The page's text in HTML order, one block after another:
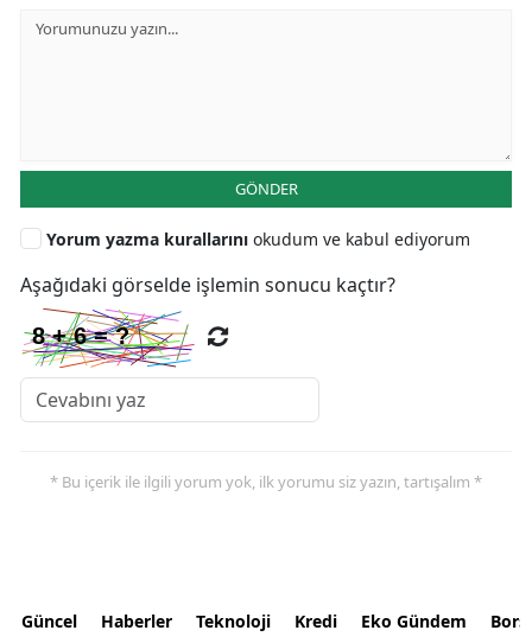
GÖNDER
Yorum yazma kurallarını okudum ve kabul ediyorum
Aşağıdaki görselde işlemin sonucu kaçtır?
* Bu içerik ile ilgili yorum yok, ilk yorumu siz yazın, tartışalım *
Güncel Haberler Teknoloji Kredi Eko Gündem